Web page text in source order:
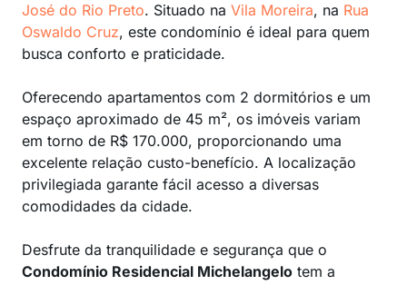
José do Rio Preto. Situado na Vila Moreira, na Rua
Oswaldo Cruz, este condomínio é ideal para quem
busca conforto e praticidade.
Oferecendo apartamentos com 2 dormitórios e um
espaço aproximado de 45 m², os imóveis variam
em torno de R$ 170.000, proporcionando uma
excelente relação custo-benefício. A localização
privilegiada garante fácil acesso a diversas
comodidades da cidade.
Desfrute da tranquilidade e segurança que o
Condomínio Residencial Michelangelo tem a